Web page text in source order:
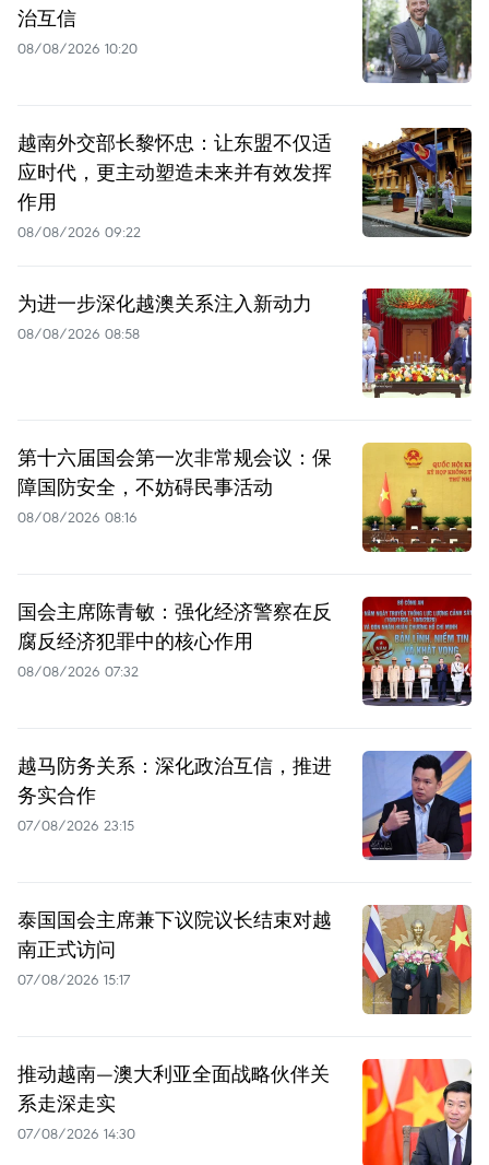
治互信
08/08/2026 10:20
越南外交部长黎怀忠：让东盟不仅适
应时代，更主动塑造未来并有效发挥
作用
08/08/2026 09:22
为进一步深化越澳关系注入新动力
08/08/2026 08:58
第十六届国会第一次非常规会议：保
障国防安全，不妨碍民事活动
08/08/2026 08:16
国会主席陈青敏：强化经济警察在反
腐反经济犯罪中的核心作用
08/08/2026 07:32
越马防务关系：深化政治互信，推进
务实合作
07/08/2026 23:15
泰国国会主席兼下议院议长结束对越
南正式访问
07/08/2026 15:17
推动越南—澳大利亚全面战略伙伴关
系走深走实
07/08/2026 14:30